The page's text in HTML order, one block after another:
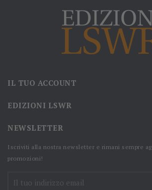
IL TUO ACCOUNT
EDIZIONI LSWR
NEWSLETTER
Iscriviti alla nostra newsletter e rimani sempre
promozioni!